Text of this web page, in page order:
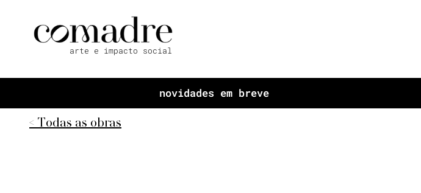
arte e impacto social
novidades em breve
< Todas as obras